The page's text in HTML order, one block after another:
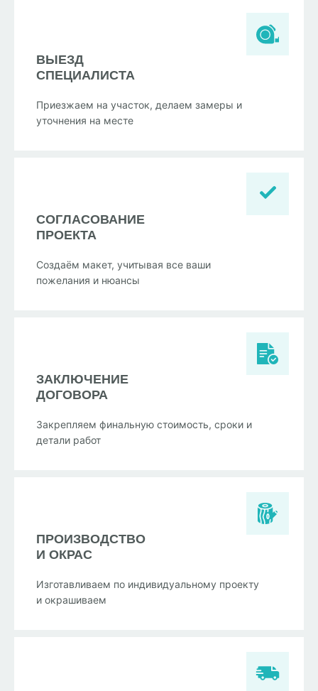
ВЫЕЗД
СПЕЦИАЛИСТА
Приезжаем на участок, делаем замеры и
уточнения на месте
СОГЛАСОВАНИЕ
ПРОЕКТА
Создаём макет, учитывая все ваши
пожелания и нюансы
ЗАКЛЮЧЕНИЕ
ДОГОВОРА
Закрепляем финальную стоимость, сроки и
детали работ
ПРОИЗВОДСТВО
И ОКРАС
Изготавливаем по индивидуальному проекту
и окрашиваем